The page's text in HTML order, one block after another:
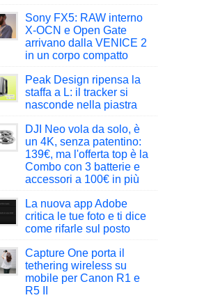
Sony FX5: RAW interno
X-OCN e Open Gate
arrivano dalla VENICE 2
in un corpo compatto
Peak Design ripensa la
staffa a L: il tracker si
nasconde nella piastra
DJI Neo vola da solo, è
un 4K, senza patentino:
139€, ma l'offerta top è la
Combo con 3 batterie e
accessori a 100€ in più
La nuova app Adobe
critica le tue foto e ti dice
come rifarle sul posto
Capture One porta il
tethering wireless su
mobile per Canon R1 e
R5 II